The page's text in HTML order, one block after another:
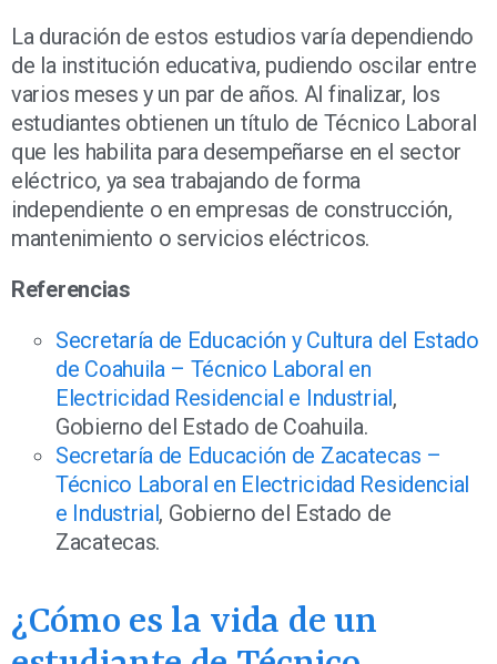
La duración de estos estudios varía dependiendo
de la institución educativa, pudiendo oscilar entre
varios meses y un par de años. Al finalizar, los
estudiantes obtienen un título de Técnico Laboral
que les habilita para desempeñarse en el sector
eléctrico, ya sea trabajando de forma
independiente o en empresas de construcción,
mantenimiento o servicios eléctricos.
Referencias
Secretaría de Educación y Cultura del Estado
de Coahuila – Técnico Laboral en
Electricidad Residencial e Industrial,
Gobierno del Estado de Coahuila.
Secretaría de Educación de Zacatecas –
Técnico Laboral en Electricidad Residencial
e Industrial, Gobierno del Estado de
Zacatecas.
¿Cómo es la vida de un